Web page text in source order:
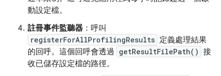
動設定檔。
註冊事件監聽器 ：呼叫
registerForAllProfilingResults 定義處理結果
的回呼。這個回呼會透過 getResultFilePath() 接
收已儲存設定檔的路徑。